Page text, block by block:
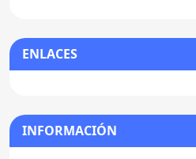
ENLACES
INFORMACIÓN